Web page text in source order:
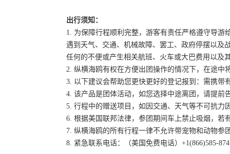
出行须知：
1. 为保障行程顺利完整，游客有责任严格遵守导
遇到天气、交通、机械故障、罢工、政府停摆以及
任何的不便或产生相关航班、火车或大巴费用以及
2. 纵横海鸥有权在方便出团操作的情况下，在途
3. 以下建议会帮助您更快更好的登记报到：需携
4. 该产品是团体活动，如您选择中途离团，请提
5. 行程中的赠送项目，如因交通、天气等不可抗
6. 根据美国联邦法律，参团期间车上禁止吸烟，若
7. 纵横海鸥的所有行程一律不允许带宠物和动物参
8. 紧急联系电话：（美国免费电话）+1(866)585-